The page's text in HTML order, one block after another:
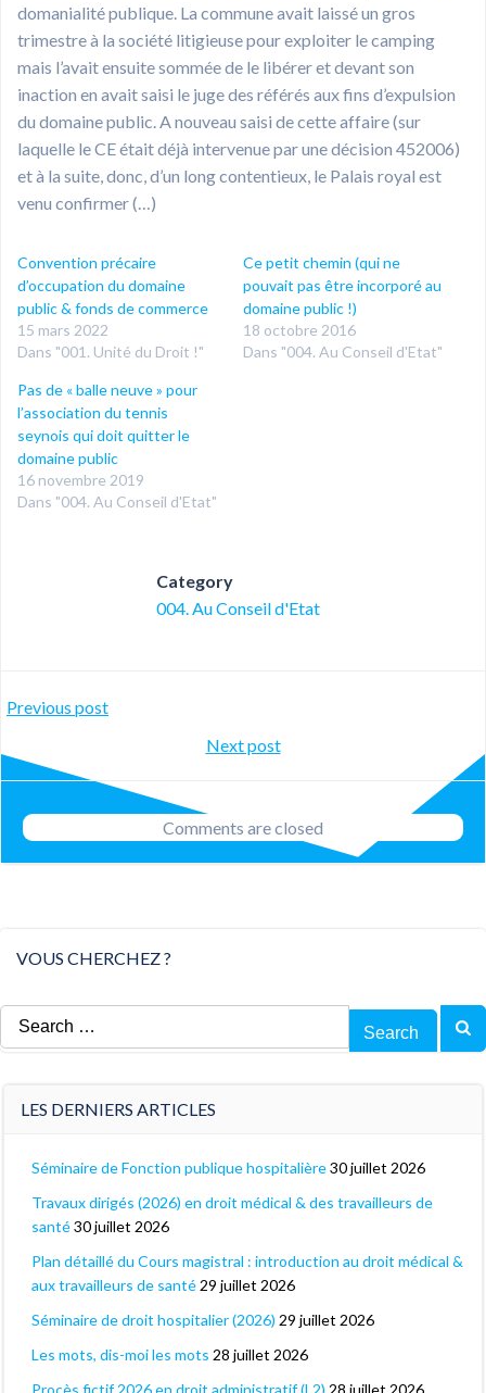
domanialité publique. La commune avait laissé un gros
trimestre à la société litigieuse pour exploiter le camping
mais l’avait ensuite sommée de le libérer et devant son
inaction en avait saisi le juge des référés aux fins d’expulsion
du domaine public. A nouveau saisi de cette affaire (sur
laquelle le CE était déjà intervenue par une décision 452006)
et à la suite, donc, d’un long contentieux, le Palais royal est
venu confirmer (…)
Convention précaire
d’occupation du domaine
public & fonds de commerce
15 mars 2022
Dans "001. Unité du Droit !"
Ce petit chemin (qui ne
pouvait pas être incorporé au
domaine public !)
18 octobre 2016
Dans "004. Au Conseil d'Etat"
Pas de « balle neuve » pour
l’association du tennis
seynois qui doit quitter le
domaine public
16 novembre 2019
Dans "004. Au Conseil d'Etat"
Category
004. Au Conseil d'Etat
Post
navigation
Previous post
Post
navigation
Next post
Comments are closed
VOUS CHERCHEZ ?
Search
for:
LES DERNIERS ARTICLES
Séminaire de Fonction publique hospitalière30 juillet 2026
Travaux dirigés (2026) en droit médical & des travailleurs de
santé30 juillet 2026
Plan détaillé du Cours magistral : introduction au droit médical &
aux travailleurs de santé 29 juillet 2026
Séminaire de droit hospitalier (2026) 29 juillet 2026
Les mots, dis-moi les mots 28 juillet 2026
Procès fictif 2026 en droit administratif (L2) 28 juillet 2026